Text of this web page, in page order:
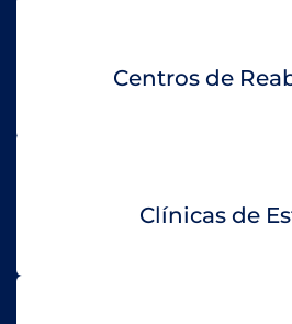
Centros de
Clínicas de